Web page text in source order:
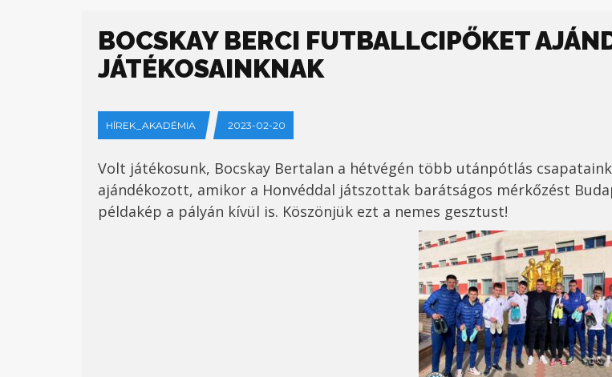
BOCSKAY BERCI FUTBALLCIPŐKET
JÁTÉKOSAINKNAK
HÍREK_AKADÉMIA 2023-02-20
Volt játékosunk, Bocskay Bertalan a hétvégén több utánpótlás
ajándékozott, amikor a Honvéddal játszottak barátságos mérkőzést
példakép a pályán kívül is. Köszönjük ezt a nemes gesztust!